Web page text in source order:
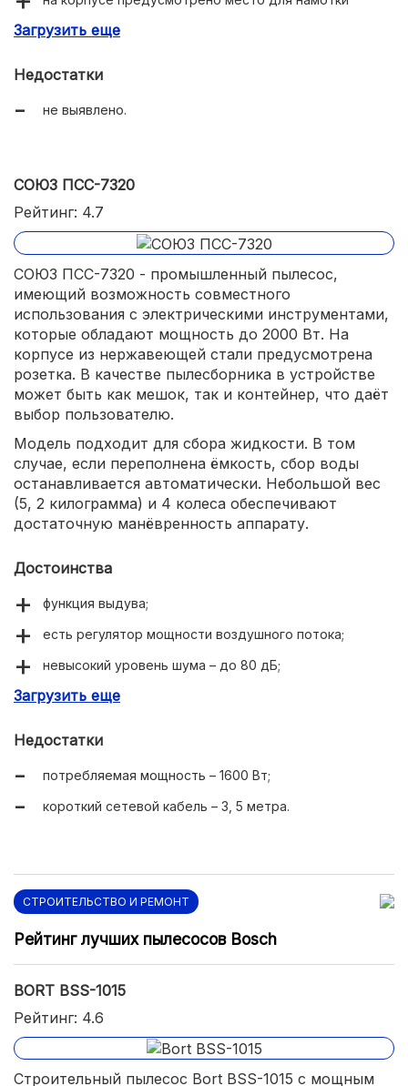
Загрузить еще
Недостатки
не выявлено.
СОЮЗ ПСС-7320
Рейтинг: 4.7
СОЮЗ ПСС-7320 - промышленный пылесос,
имеющий возможность совместного
использования с электрическими инструментами,
которые обладают мощность до 2000 Вт. На
корпусе из нержавеющей стали предусмотрена
розетка. В качестве пылесборника в устройстве
может быть как мешок, так и контейнер, что даёт
выбор пользователю.
Модель подходит для сбора жидкости. В том
случае, если переполнена ёмкость, сбор воды
останавливается автоматически. Небольшой вес
(5, 2 килограмма) и 4 колеса обеспечивают
достаточную манёвренность аппарату.
Достоинства
функция выдува;
есть регулятор мощности воздушного потока;
невысокий уровень шума – до 80 дБ;
фильтр НЕРА.
Загрузить еще
Недостатки
потребляемая мощность – 1600 Вт;
короткий сетевой кабель – 3, 5 метра.
СТРОИТЕЛЬСТВО И РЕМОНТ
Рейтинг лучших пылесосов Bosch
BORT BSS-1015
Рейтинг: 4.6
Строительный пылесос Bort BSS-1015 с мощным